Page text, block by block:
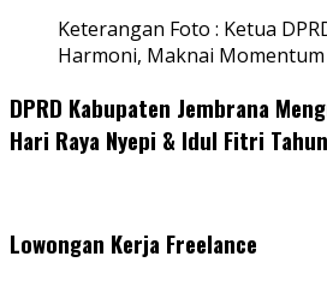
Keterangan Foto : Ketua
Harmoni, Maknai
DPRD Kabupaten Jembrana
Hari Raya Nyepi & Idul Fitri
Lowongan Kerja Freelance